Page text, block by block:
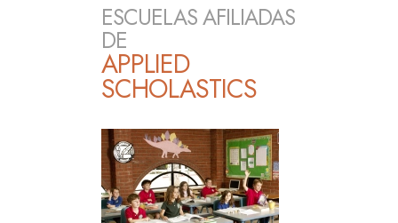
ESCUELAS AFILIADAS
DE
APPLIED
SCHOLASTICS